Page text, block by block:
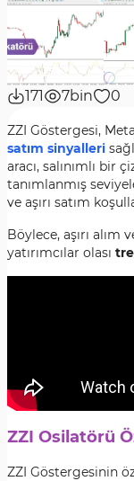
171 7bin 0
ZZI Göstergesi,
satım sinyalleri
aracı, salınımlı bir
tanımlanmış
ve aşırı satım
Böylece, aşırı alım
yatırımcılar olası
ZZI Osilatörü
ZZI Göstergesinin